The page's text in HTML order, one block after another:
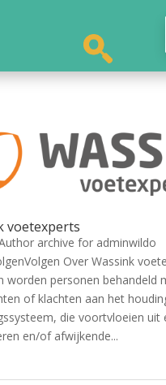
voetexperts
archive for adminwildo
Over Wassink
worden personen behandeld
of klachten aan het
die voortvloeien uit
en/of afwijkende...